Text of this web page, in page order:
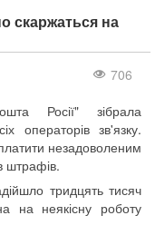
скаржаться на
706
Росії" зібрала
операторів зв'язку.
незадоволеним
штрафів.
тридцять тисяч
на неякісну роботу